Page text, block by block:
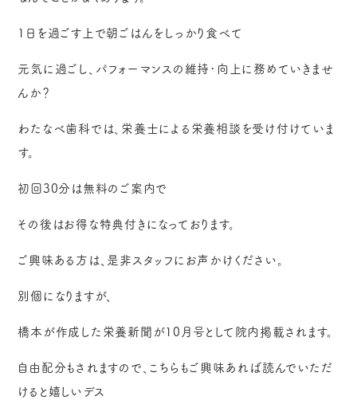
1日を過ごす上で朝ごはんをしっかり食べて
元気に過ごし、パフォーマンスの維持･向上に務めていきませ
んか？
わたなべ歯科では、栄養士による栄養相談を受け付けていま
す。
初回30分は無料のご案内で
その後はお得な特典付きになっております。
ご興味ある方は、是非スタッフにお声かけください。
別個になりますが、
橋本が作成した栄養新聞が10月号として院内掲載されます。
自由配分もされますので、こちらもご興味あれば読んでいただ
けると嬉しいデス